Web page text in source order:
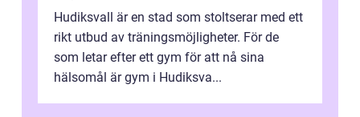
Hudiksvall är en stad som stoltserar med ett
rikt utbud av träningsmöjligheter. För de
som letar efter ett gym för att nå sina
hälsomål är gym i Hudiksva...